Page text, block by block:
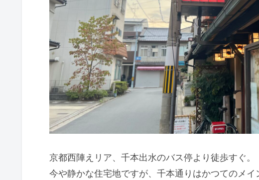
京都西陣えリア、千本出水のバス停より徒歩すぐ。
今や静かな住宅地ですが、千本通りはかつてのメイ